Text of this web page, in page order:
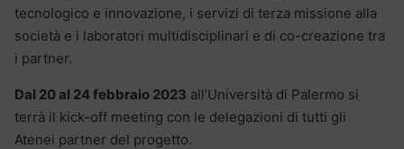
tecnologico e innovazione, i servizi di terza missione alla
società e i laboratori multidisciplinari e di co-creazione tra
i partner.
Dal 20 al 24 febbraio 2023 all’Università di Palermo si
terrà il kick-off meeting con le delegazioni di tutti gli
Atenei partner del progetto.